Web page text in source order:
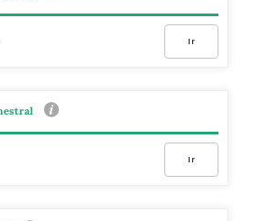
Ir
Ir